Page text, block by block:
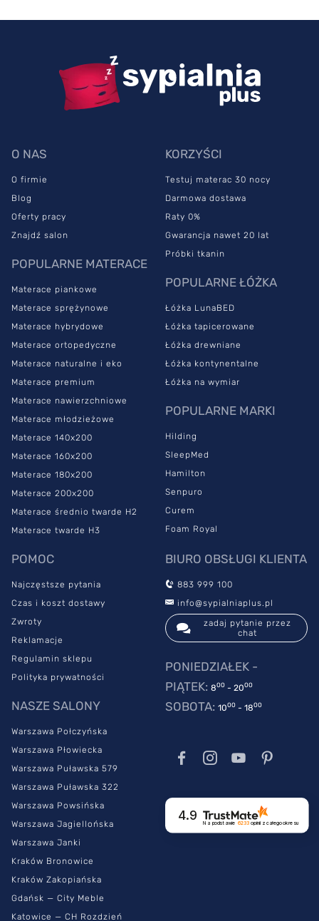
O NAS
O firmie
Blog
Oferty pracy
Znajdź salon
POPULARNE MATERACE
Materace piankowe
Materace sprężynowe
Materace hybrydowe
Materace ortopedyczne
Materace naturalne i eko
Materace premium
Materace nawierzchniowe
Materace młodzieżowe
Materace 140x200
Materace 160x200
Materace 180x200
Materace 200x200
Materace średnio twarde H2
Materace twarde H3
KORZYŚCI
Testuj materac 30 nocy
Darmowa dostawa
Raty 0%
Gwarancja nawet 20 lat
Próbki tkanin
POPULARNE ŁÓŻKA
Łóżka LunaBED
Łóżka tapicerowane
Łóżka drewniane
Łóżka kontynentalne
Łóżka na wymiar
POPULARNE MARKI
Hilding
SleepMed
Hamilton
Senpuro
Curem
Foam Royal
POMOC
Najczęstsze pytania
Czas i koszt dostawy
Zwroty
Reklamacje
Regulamin sklepu
Polityka prywatności
NASZE SALONY
Warszawa Połczyńska
Warszawa Płowiecka
Warszawa Puławska 579
Warszawa Puławska 322
Warszawa Powsińska
Warszawa Jagiellońska
Warszawa Janki
Kraków Bronowice
Kraków Zakopiańska
Gdańsk — City Meble
Katowice — CH Rozdzień
BIURO OBSŁUGI KLIENTA
883 999 100
info@sypialniaplus.pl
zadaj pytanie przez
chat
PONIEDZIAŁEK -
PIĄTEK: 800 - 2000
SOBOTA: 1000 - 1800
4.9
Na podstawie 6233 opinii z całego okresu